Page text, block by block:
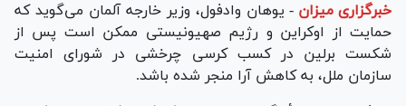
خبرگزاری میزان - یوهان وادفول، وزیر خارجه آلمان می‌گوید که
حمایت از اوکراین و رژیم صهیونیستی ممکن است پس از
شکست برلین در کسب کرسی چرخشی در شورای امنیت
سازمان ملل، به کاهش آرا منجر شده باشد.